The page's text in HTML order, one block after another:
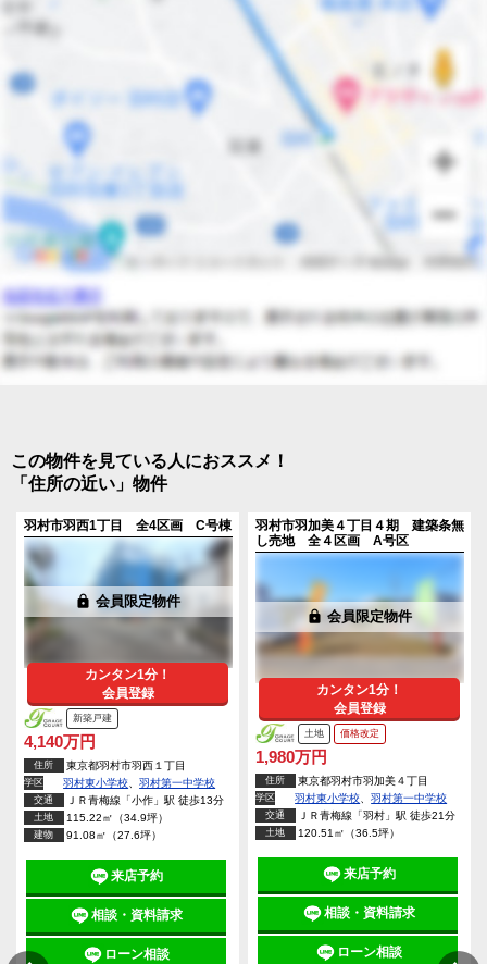
この物件を見ている人におススメ！
「住所の近い」物件
羽村市羽西1丁目 全4区画 C号棟
lock 会員限定物件
カンタン1分！
会員登録
新築戸建
4,140万円
住所 東京都羽村市羽西１丁目
学区 羽村東小学校 、羽村第一中学校
交通 ＪＲ青梅線「小作」駅 徒歩13分
土地 115.22㎡（34.9坪）
建物 91.08㎡（27.6坪）
来店予約
相談・資料請求
ローン相談
羽村市羽加美４丁目４期 建築条無
し売地 全４区画 A号区
lock 会員限定物件
カンタン1分！
会員登録
土地 価格改定
1,980万円
住所 東京都羽村市羽加美４丁目
学区 羽村東小学校 、羽村第一中学校
交通 ＪＲ青梅線「羽村」駅 徒歩21分
土地 120.51㎡（36.5坪）
来店予約
相談・資料請求
ローン相談